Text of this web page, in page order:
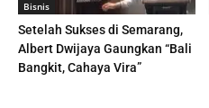
Bisnis
Setelah Sukses di Semarang,
Albert Dwijaya Gaungkan “Bali
Bangkit, Cahaya Vira”